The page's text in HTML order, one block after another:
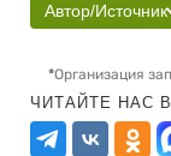
Автор/Источник
*Организация
ЧИТАЙТЕ НАС